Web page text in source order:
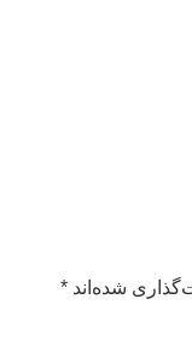
شده‌اند *